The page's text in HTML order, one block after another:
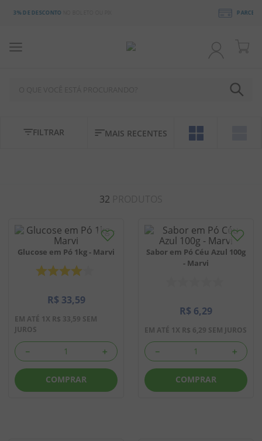
MAIS RECENTES
FILTRAR
32
Glucose em Pó 1kg - Marvi
R$ 33,59
EM ATÉ 1X R$ 33,59 SEM
JUROS
＋
－
COMPRAR
Sabor em Pó Céu Azul 100g
- Marvi
R$ 6,29
EM ATÉ 1X R$ 6,29 SEM JUROS
＋
－
COMPRAR
1º
chocolate
salgadinho